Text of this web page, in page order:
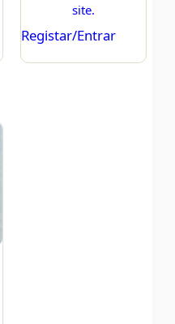
site.
Registar/Entrar